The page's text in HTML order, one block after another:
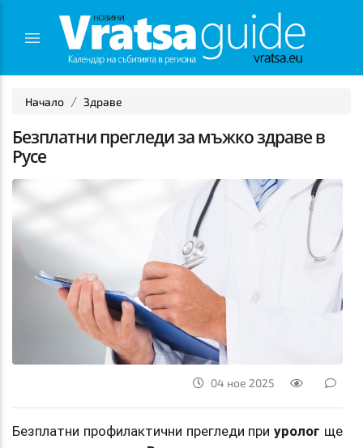
Начало Здраве
Безплатни прегледи за мъжко здраве в
Русе
04 ное 2025
Безплатни профилактични прегледи приуролог ще